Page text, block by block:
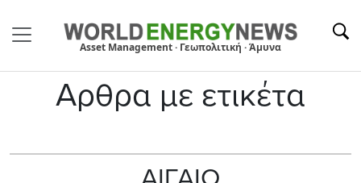
Asset Management · Γεωπολιτική · Άμυνα
Αρθρα με ετικέτα